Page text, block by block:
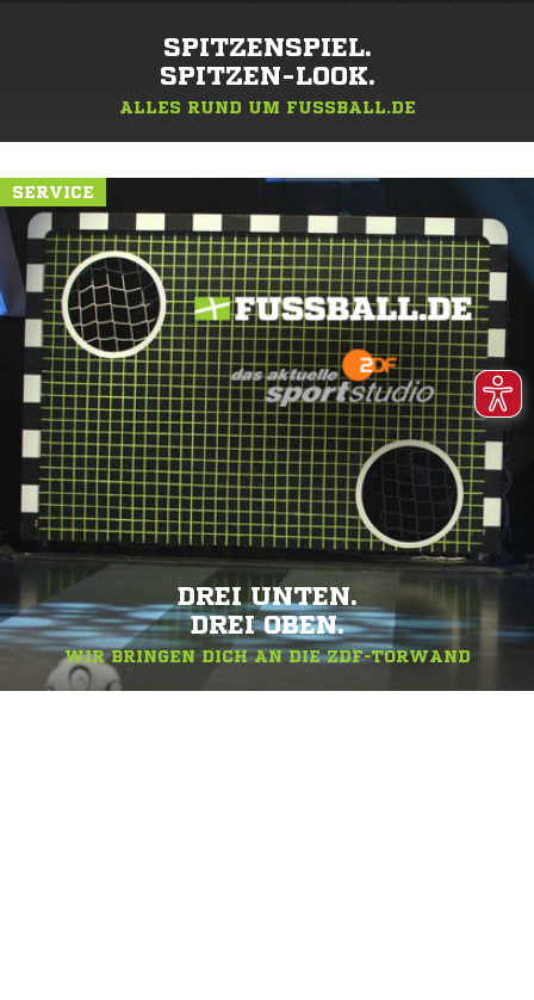
SPITZENSPIEL.
SPITZEN-LOOK.
ALLES RUND UM FUSSBALL.DE
SERVICE
DREI UNTEN.
DREI OBEN.
WIR BRINGEN DICH AN DIE ZDF-TORWAND